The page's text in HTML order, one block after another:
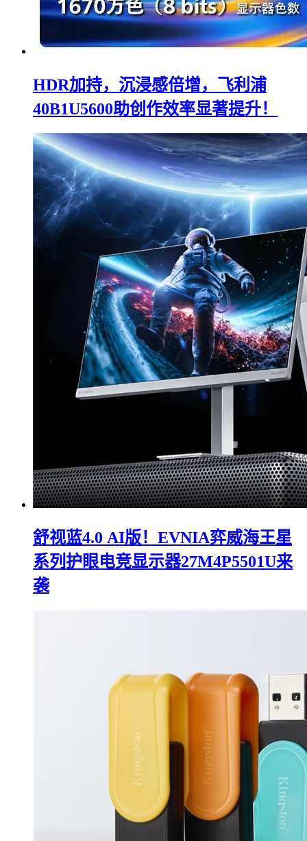
HDR加持，沉浸感倍增，飞利浦
40B1U5600助创作效率显著提升！
舒视蓝4.0 AI版！EVNIA弈威海王星
系列护眼电竞显示器27M4P5501U来
袭